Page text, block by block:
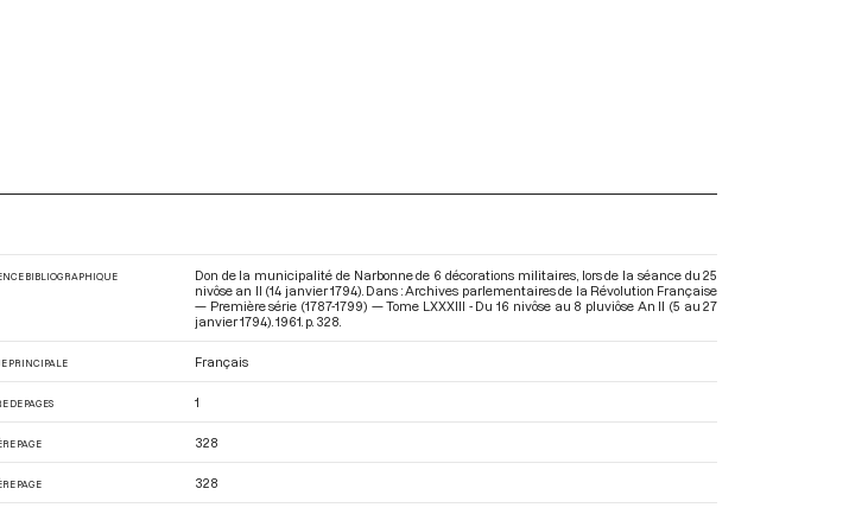
BIBLIOGRAPHIQUE
Don de la municipalité de Narbonne de 6 décorations militaires, lors de la séance du 25
nivôse an II (14 janvier 1794). Dans : Archives parlementaires de la Révolution Française
— Première série (1787-1799) — Tome LXXXIII - Du 16 nivôse au 8 pluviôse An II (5 au 27
janvier 1794) . 1961. p. 328.
PRINCIPALE Français
DE PAGES 1
PAGE 328
PAGE 328